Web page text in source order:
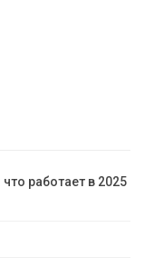
работает в 2025